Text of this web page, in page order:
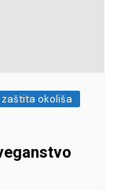
okoliša